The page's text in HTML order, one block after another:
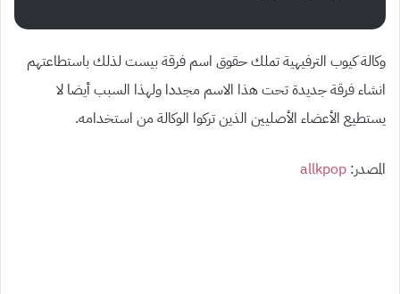
وكالة كيوب الترفيهية تملك حقوق اسم فرقة بيست لذلك باستطاعتهم
انشاء فرقة جديدة تحت هذا الاسم مجددا ولهذا السبب أيضا لا
يستطيع الأعضاء الأصليين الذين تركوا الوكالة من استخدامه.
المصدر: allkpop